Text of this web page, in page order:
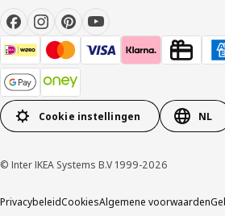
Cookie instellingen NL
© Inter IKEA Systems B.V 1999-2026
PrivacybeleidCookiesAlgemene voorwaarden